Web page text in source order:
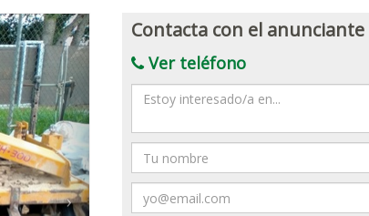
›
Contacta con el anunciante
Ver teléfono
Mensaje
Nombre
Email